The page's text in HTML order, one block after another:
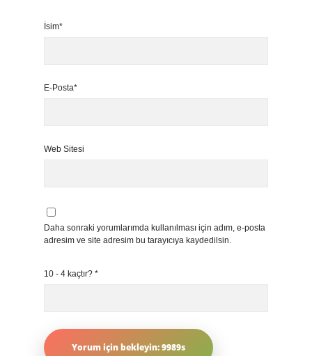
İsim*
E-Posta*
Web Sitesi
Daha sonraki yorumlarımda kullanılması için adım, e-posta
adresim ve site adresim bu tarayıcıya kaydedilsin.
10 - 4 kaçtır? *